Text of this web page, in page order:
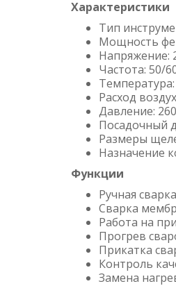
Характеристики
Тип
Мощность
Напряжение:
Частота: 50/
Температура:
Расход
Давление:
Посадочный
Размеры
Назначение
Функции
Ручная
Сварка
Работа на
Прогрев
Прикатка
Контроль
Замена